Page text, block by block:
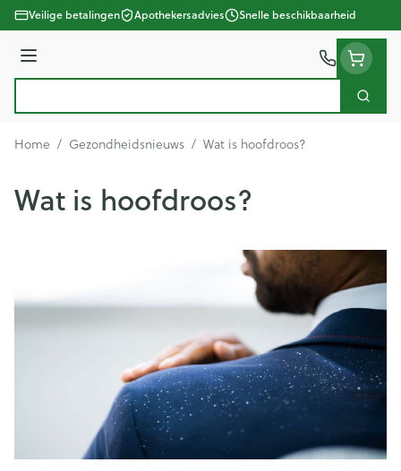
Ga naar de inhoud
Veilige betalingen Apothekersadvies Snelle beschikbaarheid
Menu
Zoek
Home / Gezondheidsnieuws / Wat is hoofdroos?
Wat is hoofdroos?